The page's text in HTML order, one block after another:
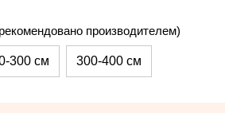
производителем)
300 см 300-400 см